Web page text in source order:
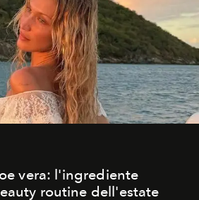
vera: l'ingrediente
routine dell'estate